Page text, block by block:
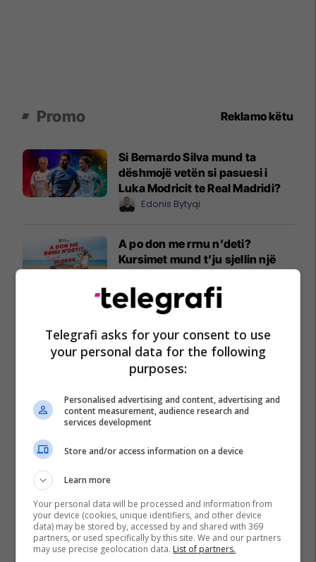
Promo Reklamo këtu
Si Bernardo Silva mund ta
dëshmojë vetën si pasuesi i
Luka Modricit te Real Madridi?
Edonis Bytyqi
A po don me rrnu n’deti?
Kursimet mund t’ju sjellin një
Banka Ekonomike
Plan B Creative rrit ndikimin e
biznesit tuaj online
Po kërkoni mjek apo klinikë në
Kosovë? Njihuni me
GjejeMjekun
Telegrafi asks for your consent to use
your personal data for the following
purposes:
Personalised advertising and content, advertising and
content measurement, audience research and
services development
Store and/or access information on a device
Learn more
Your personal data will be processed and information from
your device (cookies, unique identifiers, and other device
data) may be stored by, accessed by and shared with 369
partners, or used specifically by this site. We and our partners
may use precise geolocation data. List of partners.